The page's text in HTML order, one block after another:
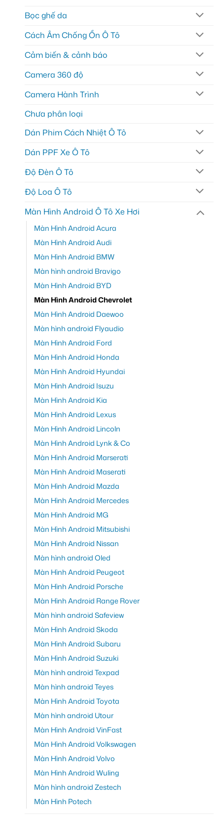
Bọc ghế da
Cách Âm Chống Ồn Ô Tô
Cảm biến & cảnh báo
Camera 360 độ
Camera Hành Trình
Chưa phân loại
Dán Phim Cách Nhiệt Ô Tô
Dán PPF Xe Ô Tô
Độ Đèn Ô Tô
Độ Loa Ô Tô
Màn Hình Android Ô Tô Xe Hơi
Màn Hình Android Acura
Màn Hình Android Audi
Màn Hình Android BMW
Màn hình android Bravigo
Màn Hình Android BYD
Màn Hình Android Chevrolet
Màn Hình Android Daewoo
Màn hình android Flyaudio
Màn Hình Android Ford
Màn Hình Android Honda
Màn Hình Android Hyundai
Màn Hình Android Isuzu
Màn Hình Android Kia
Màn Hình Android Lexus
Màn Hình Android Lincoln
Màn Hình Android Lynk & Co
Màn Hình Android Marserati
Màn Hình Android Maserati
Màn Hình Android Mazda
Màn Hình Android Mercedes
Màn Hình Android MG
Màn Hình Android Mitsubishi
Màn Hình Android Nissan
Màn hình android Oled
Màn Hình Android Peugeot
Màn Hình Android Porsche
Màn Hình Android Range Rover
Màn hình android Safeview
Màn Hình Android Skoda
Màn Hình Android Subaru
Màn Hình Android Suzuki
Màn hình android Texpad
Màn hình android Teyes
Màn Hình Android Toyota
Màn hình android Utour
Màn Hình Android VinFast
Màn Hình Android Volkswagen
Màn Hình Android Volvo
Màn Hình Android Wuling
Màn hình android Zestech
Màn Hình Potech